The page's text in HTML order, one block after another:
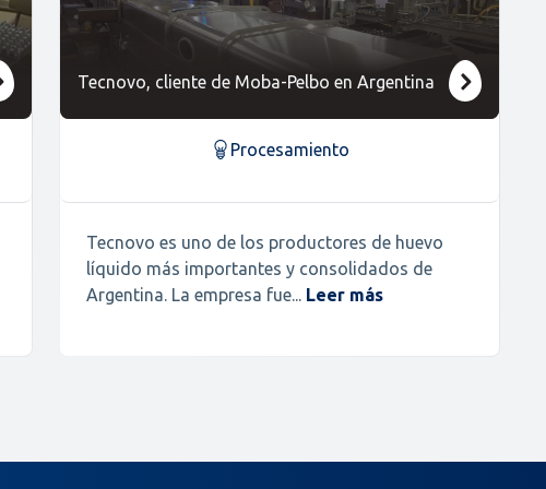
Tecnovo, cliente de Moba-Pelbo en Argentina
Procesamiento
Tecnovo es uno de los productores de huevo
líquido más importantes y consolidados de
Argentina. La empresa fue... Leer más